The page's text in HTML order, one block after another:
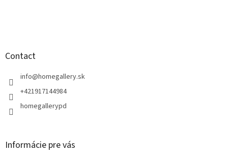
Contact
info@homegallery.sk
+421917144984
homegallerypd
Informácie pre vás